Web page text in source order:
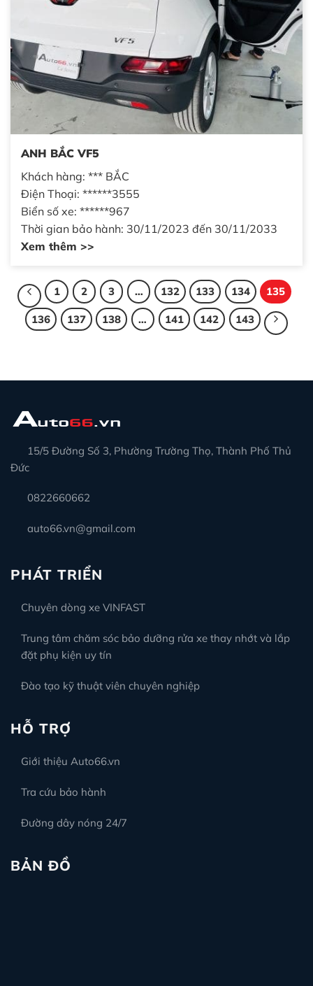
ANH BẮC VF5
Khách hàng: *** BẮC
Điện Thoại: ******3555
Biển số xe: ******967
Thời gian bảo hành: 30/11/2023 đến 30/11/2033
Xem thêm >>
1 2 3 … 132 133 134 135
136 137 138 … 141 142 143
15/5 Đường Số 3, Phường Trường Thọ, Thành Phố Thủ
Đức
0822660662
auto66.vn@gmail.com
PHÁT TRIỂN
Chuyên dòng xe VINFAST
Trung tâm chăm sóc bảo dưỡng rửa xe thay nhớt và lắp
đặt phụ kiện uy tín
Đào tạo kỹ thuật viên chuyên nghiệp
HỖ TRỢ
Giới thiệu Auto66.vn
Tra cứu bảo hành
Đường dây nóng 24/7
BẢN ĐỒ